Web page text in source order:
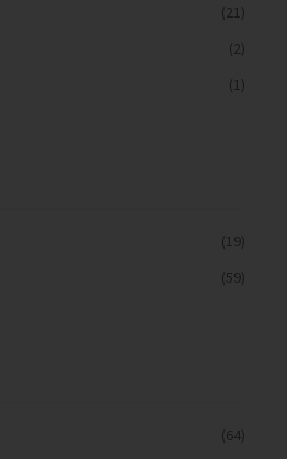
(21)
(2)
(1)
(19)
(59)
(64)